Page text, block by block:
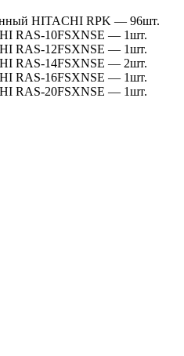
HITACHI RPK — 96шт.
RAS-10FSXNSE — 1шт.
RAS-12FSXNSE — 1шт.
RAS-14FSXNSE — 2шт.
RAS-16FSXNSE — 1шт.
RAS-20FSXNSE — 1шт.